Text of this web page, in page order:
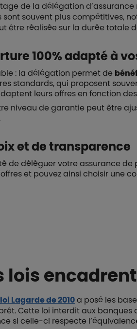
de la délégation d’assurance
souvent plus compétitives,
être réalisée sur la durée totale
100% adapté à
: la délégation permet de
standards, qui proposent
leurs offres en fonction
niveau de garantie peut être
et de transparence
de déléguer votre assurance de
et pouvez ainsi choisir une
lois
loi Lagarde de 2010a posé les
Cette loi interdit aux banques
si celle-ci respecte